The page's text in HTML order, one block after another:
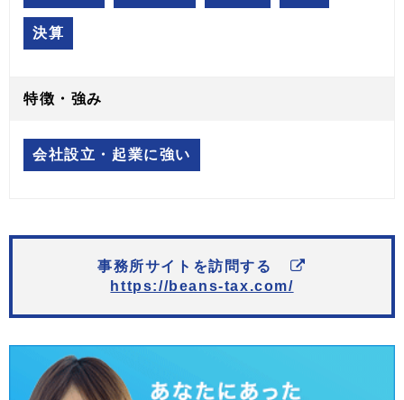
決算
特徴・強み
会社設立・起業に強い
事務所サイトを訪問する
https://beans-tax.com/